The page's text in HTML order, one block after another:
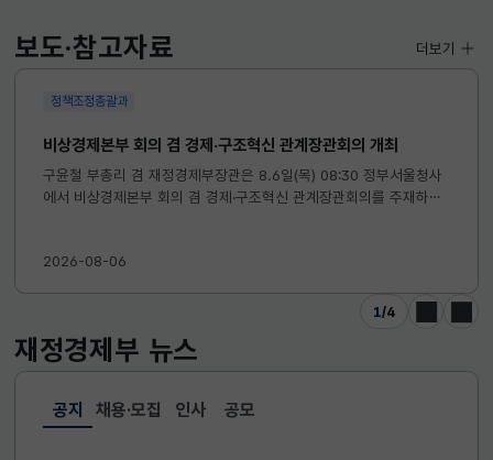
KOSDAQ 2.08(상승)
달러-원 1424.9000
보도·참고자료
정책조정총괄과
비상경제본부 회의 겸 경제·구조혁신 관계장관회의 개최
구윤철 부총리 겸 재정경제부장관은 8.6일(목) 08:30 정부서울청사
에서 비상경제본부 회의 겸 경제·구조혁신 관계장관회의를 주재하였
2026-08-06
1/4
이전 다음
더보기
재정경제부 뉴스
공지
선택됨
채용·모집 인사 공모